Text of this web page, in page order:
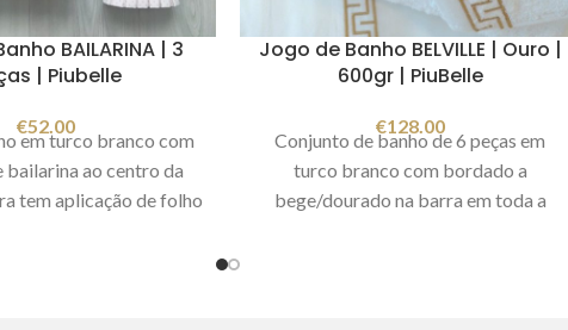
BAILARINA | 3
| Piubelle
€52.00
em turco branco com
bailarina ao centro da
tem aplicação de folho
Jogo de Banho BELVILLE | Ouro |
600gr | PiuBelle
€128.00
Conjunto de banho de 6 peças em
turco branco com bordado a
bege/dourado na barra em toda a